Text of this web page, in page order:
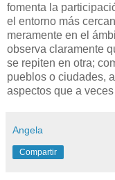
fomenta la
el entorno más
meramente en el
observa claramente
se repiten en otra;
pueblos o ciudades,
aspectos que a
Angela
Compartir